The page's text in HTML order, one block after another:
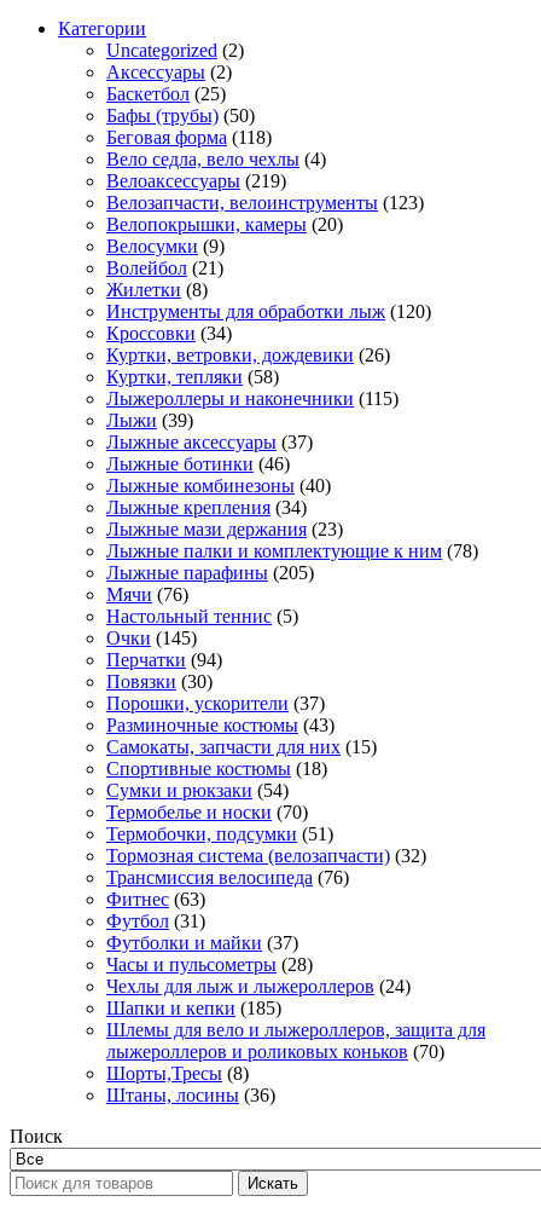
Категории
Uncategorized (2)
Аксессуары (2)
Баскетбол (25)
Бафы (трубы) (50)
Беговая форма (118)
Вело седла, вело чехлы (4)
Велоаксессуары (219)
Велозапчасти, велоинструменты (123)
Велопокрышки, камеры (20)
Велосумки (9)
Волейбол (21)
Жилетки (8)
Инструменты для обработки лыж (120)
Кроссовки (34)
Куртки, ветровки, дождевики (26)
Куртки, тепляки (58)
Лыжероллеры и наконечники (115)
Лыжи (39)
Лыжные аксессуары (37)
Лыжные ботинки (46)
Лыжные комбинезоны (40)
Лыжные крепления (34)
Лыжные мази держания (23)
Лыжные палки и комплектующие к ним (78)
Лыжные парафины (205)
Мячи (76)
Настольный теннис (5)
Очки (145)
Перчатки (94)
Повязки (30)
Порошки, ускорители (37)
Разминочные костюмы (43)
Самокаты, запчасти для них (15)
Спортивные костюмы (18)
Сумки и рюкзаки (54)
Термобелье и носки (70)
Термобочки, подсумки (51)
Тормозная система (велозапчасти) (32)
Трансмиссия велосипеда (76)
Фитнес (63)
Футбол (31)
Футболки и майки (37)
Часы и пульсометры (28)
Чехлы для лыж и лыжероллеров (24)
Шапки и кепки (185)
Шлемы для вело и лыжероллеров, защита для
лыжероллеров и роликовых коньков (70)
Шорты,Тресы (8)
Штаны, лосины (36)
Поиск
Искать